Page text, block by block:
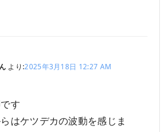
より:2025年3月18日 12:27 AM
す
はケツデカの波動を感じま